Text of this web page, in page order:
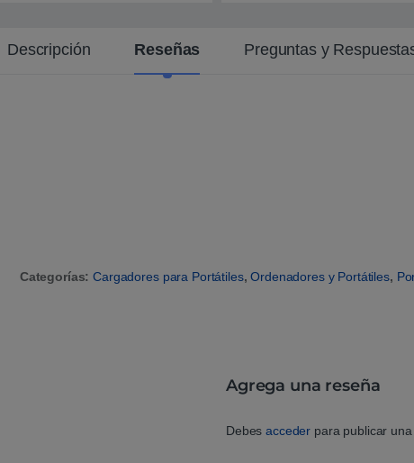
Descripción Reseñas Preguntas y
Categorías:Cargadores para Portátiles,Ordenadores y Portátiles,
Agrega una reseña
Debesacceder para publicar